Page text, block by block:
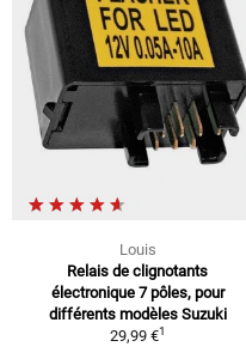
Louis
Relais de clignotants
électronique 7 pôles, pour
différents modèles Suzuki
29,99 €1